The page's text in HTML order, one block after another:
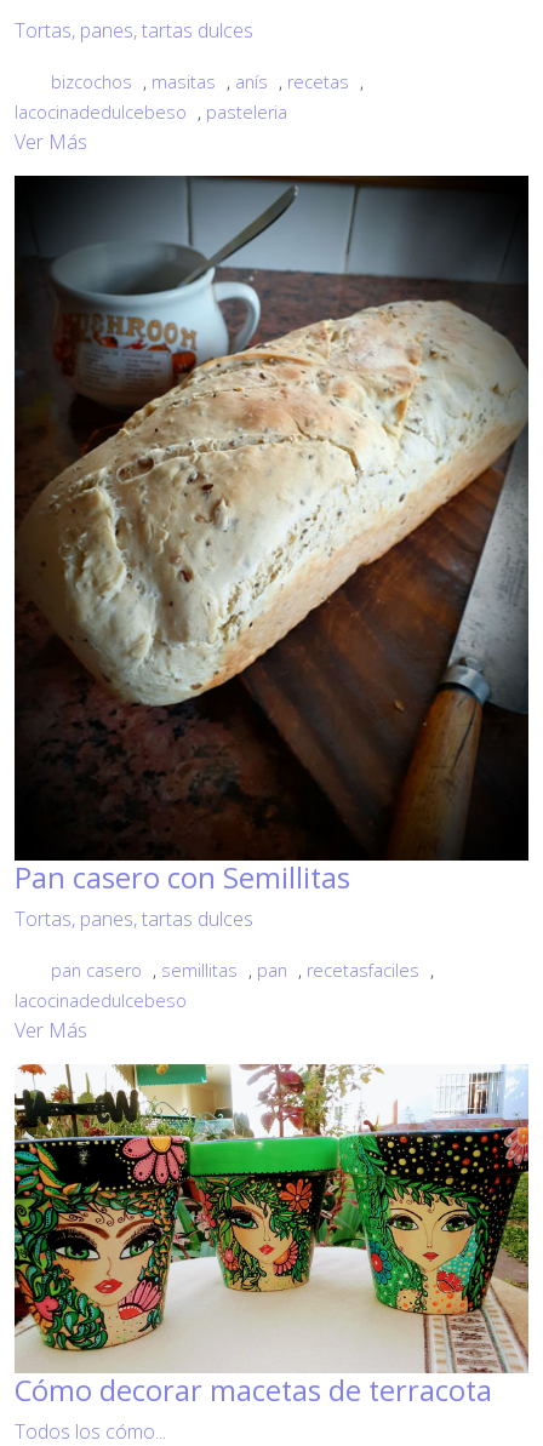
Tortas, panes, tartas dulces
bizcochos , masitas , anís , recetas ,
lacocinadedulcebeso , pasteleria
Ver Más
Pan casero con Semillitas
Tortas, panes, tartas dulces
pan casero , semillitas , pan , recetasfaciles ,
lacocinadedulcebeso
Ver Más
Cómo decorar macetas de terracota
Todos los cómo...